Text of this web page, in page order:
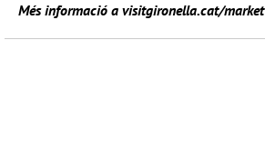
Més informació a visitgironella.cat/market